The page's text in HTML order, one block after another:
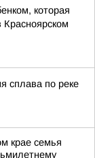
которая
сплава по реке
крае семья